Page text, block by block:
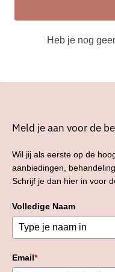
Heb je nog
Meld je aan voor de
Wil jij als eerste op de
aanbiedingen,
Schrijf je dan hier in voor
Volledige Naam
Email*